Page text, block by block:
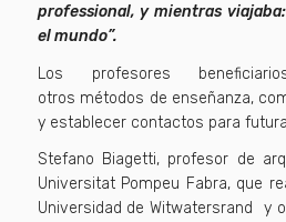
professional, y mientras
el mundo”.
Los profesores
otros métodos de enseñanza,
y establecer contactos para
Stefano Biagetti, profesor de
Universitat Pompeu Fabra, que
Universidad de Witwatersrand y